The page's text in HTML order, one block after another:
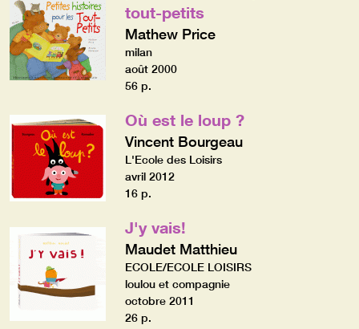
tout-petits
Mathew Price
milan
août 2000
56 p.
Où est le loup ?
Vincent Bourgeau
L'Ecole des Loisirs
avril 2012
16 p.
J'y vais!
Maudet Matthieu
ECOLE/ECOLE LOISIRS
loulou et compagnie
octobre 2011
26 p.